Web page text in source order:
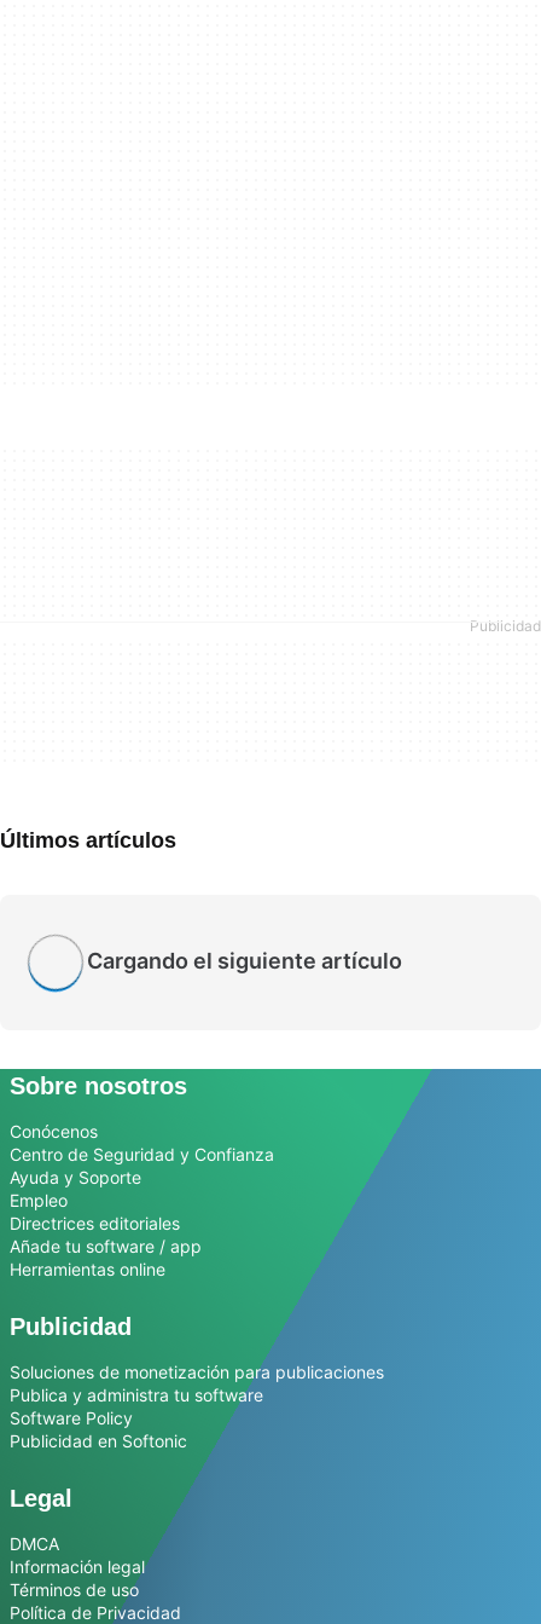
Últimos artículos
Cargando el siguiente artículo
Sobre nosotros
Conócenos
Centro de Seguridad y Confianza
Ayuda y Soporte
Empleo
Directrices editoriales
Añade tu software / app
Herramientas online
Publicidad
Soluciones de monetización para publicaciones
Publica y administra tu software
Software Policy
Publicidad en Softonic
Legal
DMCA
Información legal
Términos de uso
Política de Privacidad